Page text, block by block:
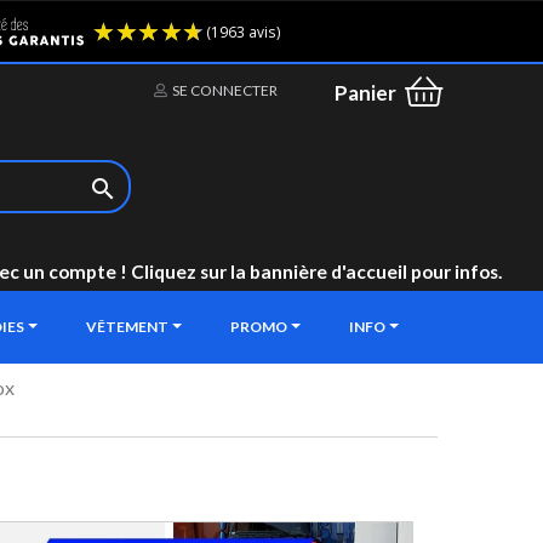
SE CONNECTER Panier

un compte ! Cliquez sur la bannière d'accueil pour infos.
VÊTEMENT PROMO INFO